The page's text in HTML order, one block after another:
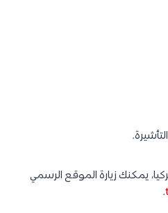
يمكنك زيارة الموقع الرسمي
.